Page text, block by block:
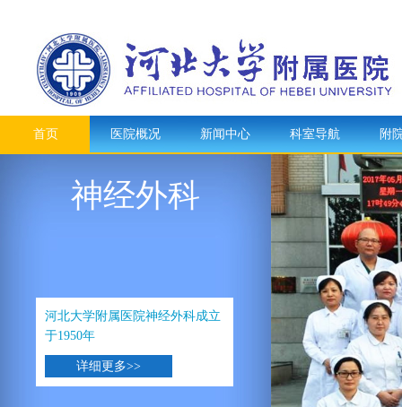
首页 医院概况 新闻中心 科室导航 附
神经外科
河北大学附属医院神经外科成立
于1950年
详细更多>>